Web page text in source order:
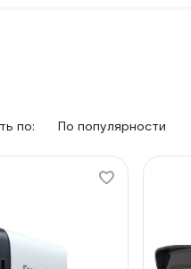
по: По популярности